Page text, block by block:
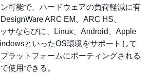
可能で、ハードウェアの負荷軽減に有
ARC EM、ARC HS、
サならびに、Linux、Android、Apple
といったOS環境をサポートして
ラットフォームにポーティングされる
使用できる。